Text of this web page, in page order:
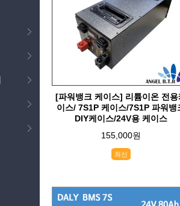
[파워뱅크 케이스] 리튬이온 전용
이스/ 7S1P 케이스/7S1P 파워뱅
DIY케이스/24V용 케이스
155,000원
최신